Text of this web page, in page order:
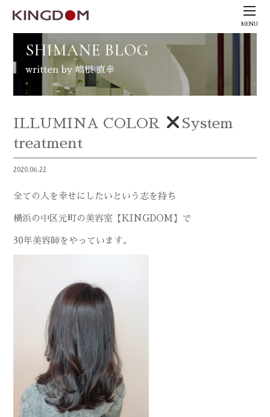
MENU
SHIMANE BLOG
written by 嶋根 直幸
ILLUMINA COLOR
System
treatment
2020.06.22
全ての人を幸せにしたいという志を持ち
横浜の中区元町の美容室【 KINGDOM 】で
30年美容師をやっています。